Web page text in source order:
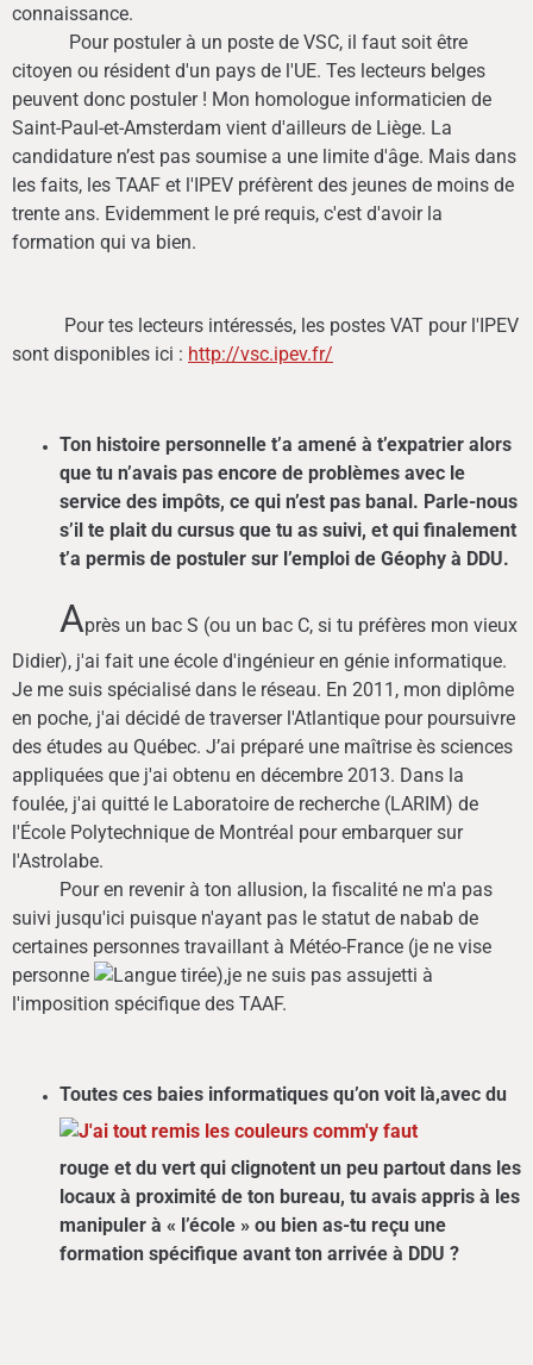
connaissance.
Pour postuler à un poste de VSC, il faut soit être
citoyen ou résident d'un pays de l'UE. Tes lecteurs belges
peuvent donc postuler ! Mon homologue informaticien de
Saint-Paul-et-Amsterdam vient d'ailleurs de Liège. La
candidature n’est pas soumise a une limite d'âge. Mais dans
les faits, les TAAF et l'IPEV préfèrent des jeunes de moins de
trente ans. Evidemment le pré requis, c'est d'avoir la
formation qui va bien.
Pour tes lecteurs intéressés, les postes VAT pour l'IPEV
sont disponibles ici : http://vsc.ipev.fr/
Ton histoire personnelle t’a amené à t’expatrier alors
que tu n’avais pas encore de problèmes avec le
service des impôts, ce qui n’est pas banal. Parle-nous
s’il te plait du cursus que tu as suivi, et qui finalement
t’a permis de postuler sur l’emploi de Géophy à DDU.
Après un bac S (ou un bac C, si tu préfères mon vieux
Didier), j'ai fait une école d'ingénieur en génie informatique.
Je me suis spécialisé dans le réseau. En 2011, mon diplôme
en poche, j'ai décidé de traverser l'Atlantique pour poursuivre
des études au Québec. J’ai préparé une maîtrise ès sciences
appliquées que j'ai obtenu en décembre 2013. Dans la
foulée, j'ai quitté le Laboratoire de recherche (LARIM) de
l'École Polytechnique de Montréal pour embarquer sur
l'Astrolabe.
Pour en revenir à ton allusion, la fiscalité ne m'a pas
suivi jusqu'ici puisque n'ayant pas le statut de nabab de
certaines personnes travaillant à Météo-France (je ne vise
personne
),je ne suis pas assujetti à
l'imposition spécifique des TAAF.
Toutes ces baies informatiques qu’on voit là,avec du
rouge et du vert qui clignotent un peu partout dans les
locaux à proximité de ton bureau, tu avais appris à les
manipuler à « l’école » ou bien as-tu reçu une
formation spécifique avant ton arrivée à DDU ?